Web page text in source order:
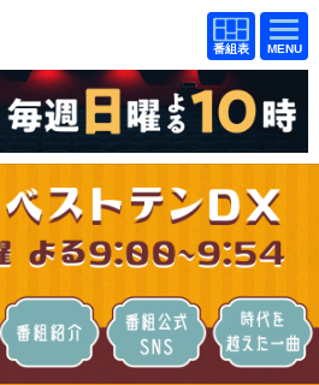
番組
表
番組
表
映画
報道
スポーツ
エンタメ
ファンクラブ
番組公式note番組紹介 番組SNS